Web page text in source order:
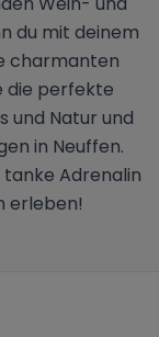
du mit deinem
charmanten
die perfekte
und Natur und
in Neuffen.
tanke Adrenalin
erleben!